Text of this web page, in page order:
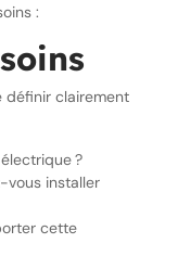
:
définir clairement
?
vous installer
cette